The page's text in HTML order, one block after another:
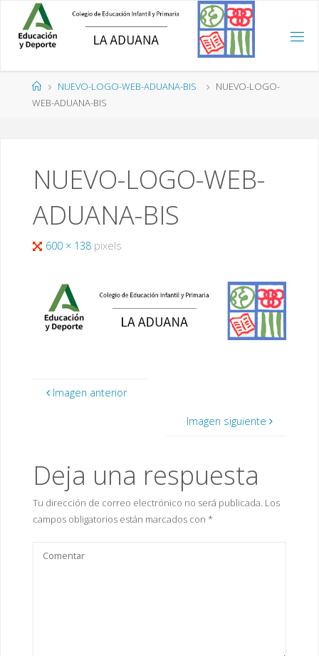
contenido
Página
de
NUEVO-LOGO-WEB-ADUANA-BIS
NUEVO-LOGO-
WEB-ADUANA-BIS
NUEVO-LOGO-WEB-
ADUANA-BIS
Tamaño
600 × 138 pixels
Imagen anterior
Imagen siguiente
Deja una respuesta
Tu dirección de correo electrónico no será publicada. Los
campos obligatorios están marcados con *